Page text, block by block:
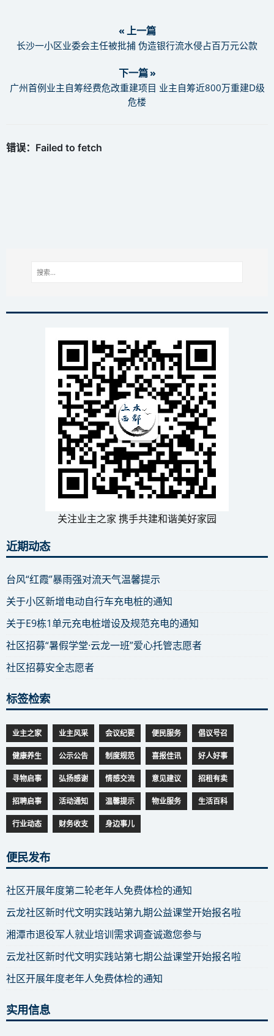
« 上一篇
长沙一小区业委会主任被批捕 伪造银行流水侵占百万元公款
下一篇 »
广州首例业主自筹经费危改重建项目 业主自筹近800万重建D级
危楼
关注业主之家 携手共建和谐美好家园
近期动态
台风“红霞”暴雨强对流天气温馨提示
关于小区新增电动自行车充电桩的通知
关于E9栋1单元充电桩增设及规范充电的通知
社区招募“暑假学堂·云龙一班”爱心托管志愿者
社区招募安全志愿者
标签检索
业主之家 业主风采 会议纪要 便民服务 倡议号召
健康养生 公示公告 制度规范 喜报佳讯 好人好事
寻物启事 弘扬感谢 情感交流 意见建议 招租有卖
招聘启事 活动通知 温馨提示 物业服务 生活百科
行业动态 财务收支 身边事儿
便民发布
社区开展年度第二轮老年人免费体检的通知
云龙社区新时代文明实践站第九期公益课堂开始报名啦
湘潭市退役军人就业培训需求调查诚邀您参与
云龙社区新时代文明实践站第七期公益课堂开始报名啦
社区开展年度老年人免费体检的通知
实用信息